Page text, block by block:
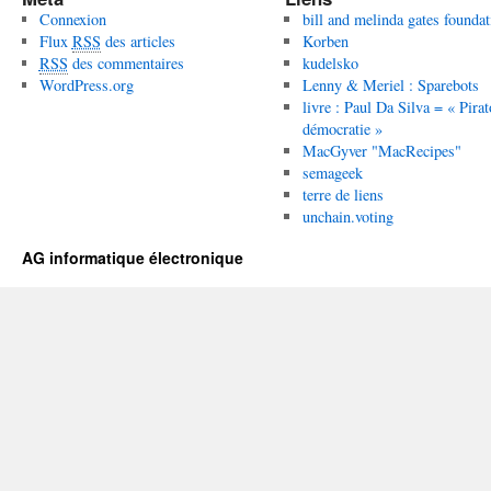
Connexion
Flux RSS des articles
RSS des commentaires
WordPress.org
bill and melinda gates
Korben
kudelsko
Lenny & Meriel : Sparebots
livre : Paul Da Silva = «
démocratie »
MacGyver "MacRecipes"
semageek
terre de liens
unchain.voting
AG informatique électronique